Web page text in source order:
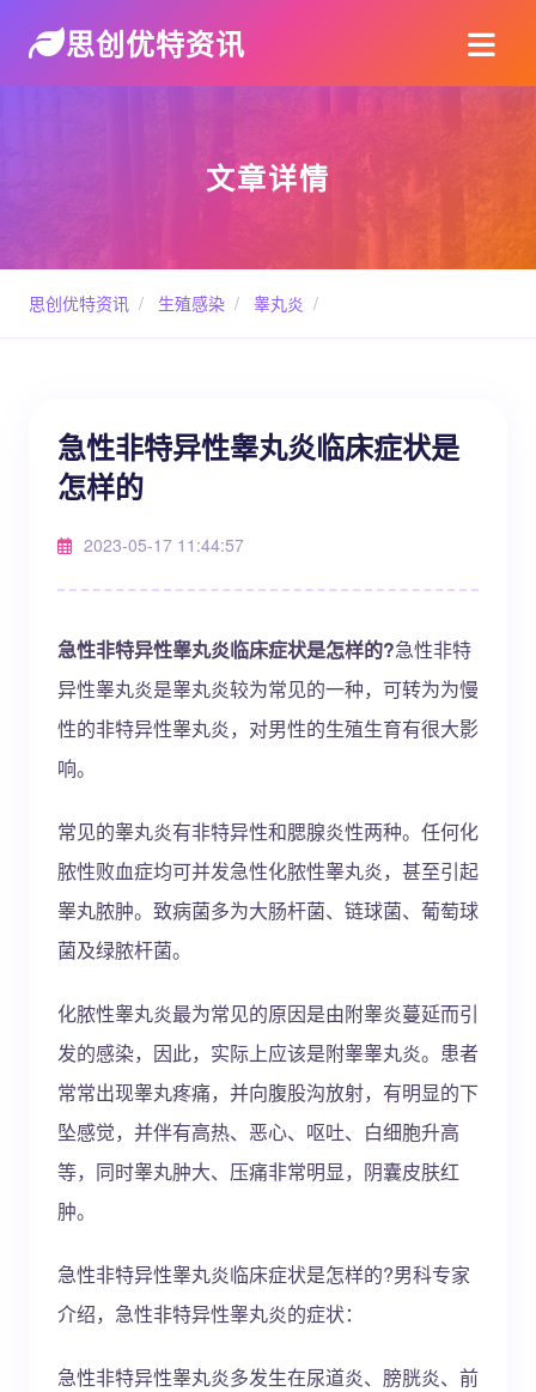
思创优特资讯
文章详情
思创优特资讯 / 生殖感染 / 睾丸炎 /
急性非特异性睾丸炎临床症状是
怎样的
2023-05-17 11:44:57
急性非特异性睾丸炎临床症状是怎样的?急性非特
异性睾丸炎是睾丸炎较为常见的一种，可转为为慢
性的非特异性睾丸炎，对男性的生殖生育有很大影
响。
常见的睾丸炎有非特异性和腮腺炎性两种。任何化
脓性败血症均可并发急性化脓性睾丸炎，甚至引起
睾丸脓肿。致病菌多为大肠杆菌、链球菌、葡萄球
菌及绿脓杆菌。
化脓性睾丸炎最为常见的原因是由附睾炎蔓延而引
发的感染，因此，实际上应该是附睾睾丸炎。患者
常常出现睾丸疼痛，并向腹股沟放射，有明显的下
坠感觉，并伴有高热、恶心、呕吐、白细胞升高
等，同时睾丸肿大、压痛非常明显，阴囊皮肤红
肿。
急性非特异性睾丸炎临床症状是怎样的?男科专家
介绍，急性非特异性睾丸炎的症状：
急性非特异性睾丸炎多发生在尿道炎、膀胱炎、前